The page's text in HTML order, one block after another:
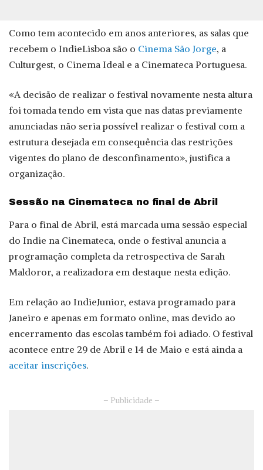
Como tem acontecido em anos anteriores, as salas que
recebem o IndieLisboa são o Cinema São Jorge, a
Culturgest, o Cinema Ideal e a Cinemateca Portuguesa.
«A decisão de realizar o festival novamente nesta altura
foi tomada tendo em vista que nas datas previamente
anunciadas não seria possível realizar o festival com a
estrutura desejada em consequência das restrições
vigentes do plano de desconfinamento», justifica a
organização.
Sessão na Cinemateca no final de Abril
Para o final de Abril, está marcada uma sessão especial
do Indie na Cinemateca, onde o festival anuncia a
programação completa da retrospectiva de Sarah
Maldoror, a realizadora em destaque nesta edição.
Em relação ao IndieJunior, estava programado para
Janeiro e apenas em formato online, mas devido ao
encerramento das escolas também foi adiado. O festival
acontece entre 29 de Abril e 14 de Maio e está ainda a
aceitar inscrições.
– Publicidade –